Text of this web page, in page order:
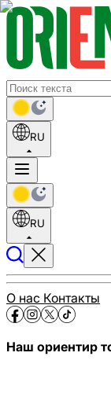
RU
RU
О нас Контакты
Наш ориентир